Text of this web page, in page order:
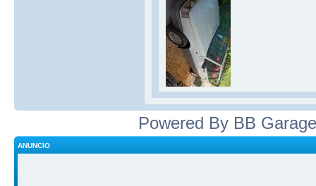
Powered By BB
ANUNCIO